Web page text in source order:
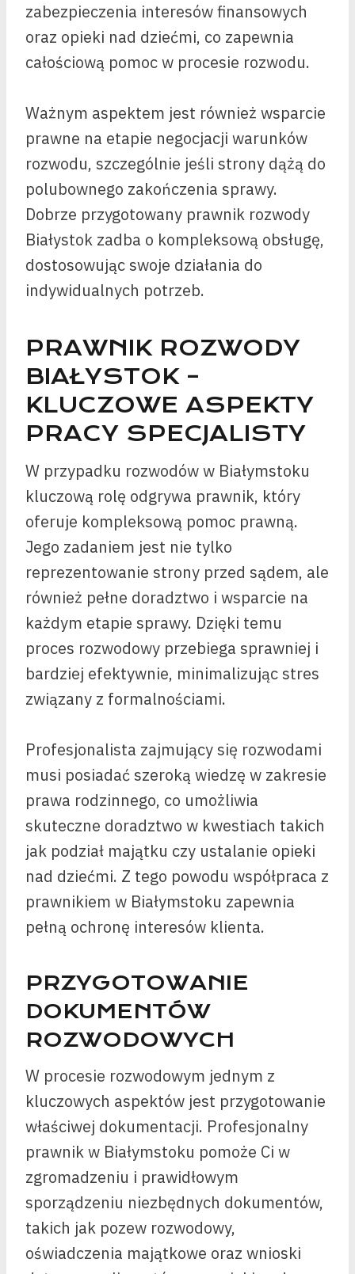
zabezpieczenia interesów finansowych
oraz opieki nad dziećmi, co zapewnia
całościową pomoc w procesie rozwodu.
Ważnym aspektem jest również wsparcie
prawne na etapie negocjacji warunków
rozwodu, szczególnie jeśli strony dążą do
polubownego zakończenia sprawy.
Dobrze przygotowany prawnik rozwody
Białystok zadba o kompleksową obsługę,
dostosowując swoje działania do
indywidualnych potrzeb.
PRAWNIK ROZWODY
BIAŁYSTOK –
KLUCZOWE ASPEKTY
PRACY SPECJALISTY
W przypadku rozwodów w Białymstoku
kluczową rolę odgrywa prawnik, który
oferuje kompleksową pomoc prawną.
Jego zadaniem jest nie tylko
reprezentowanie strony przed sądem, ale
również pełne doradztwo i wsparcie na
każdym etapie sprawy. Dzięki temu
proces rozwodowy przebiega sprawniej i
bardziej efektywnie, minimalizując stres
związany z formalnościami.
Profesjonalista zajmujący się rozwodami
musi posiadać szeroką wiedzę w zakresie
prawa rodzinnego, co umożliwia
skuteczne doradztwo w kwestiach takich
jak podział majątku czy ustalanie opieki
nad dziećmi. Z tego powodu współpraca z
prawnikiem w Białymstoku zapewnia
pełną ochronę interesów klienta.
PRZYGOTOWANIE
DOKUMENTÓW
ROZWODOWYCH
W procesie rozwodowym jednym z
kluczowych aspektów jest przygotowanie
właściwej dokumentacji. Profesjonalny
prawnik w Białymstoku pomoże Ci w
zgromadzeniu i prawidłowym
sporządzeniu niezbędnych dokumentów,
takich jak pozew rozwodowy,
oświadczenia majątkowe oraz wnioski